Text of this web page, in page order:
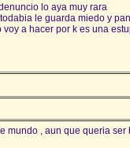
lo aya muy rara
le guarda miedo y
a hacer por k es una
mundo , aun que queria